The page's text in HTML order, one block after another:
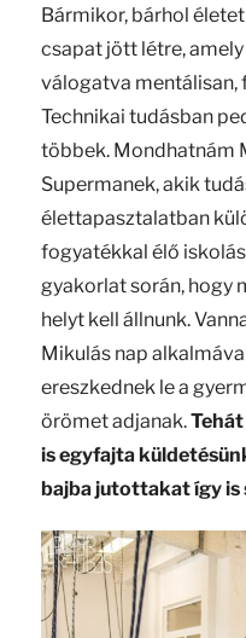
Bármikor, bárhol
csapat jött létre,
válogatva mentálisan,
Technikai tudásban
többek. Mondhatnám
Supermanek, akik
élettapasztalatban
fogyatékkal élő
gyakorlat során, hogy
helyt kell állnunk.
Mikulás nap
ereszkednek le a
örömet adjanak.
is egyfajta
bajba jutottakat így is